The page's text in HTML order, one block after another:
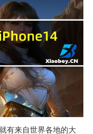
有来自世界各地的大